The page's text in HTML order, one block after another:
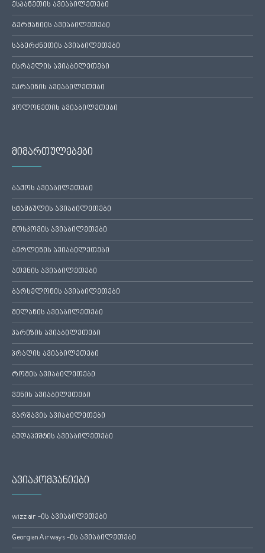
ესპანეთის ავიაბილეთები
გერმანიის ავიაბილეთები
საბერძნეთის ავიაბილეთები
ისრაელის ავიაბილეთები
უკრაინის ავიაბილეთები
პოლონეთის ავიაბილეთები
მიმართულებები
ბაქოს ავიაბილეთები
სტამბულის ავიაბილეთები
მოსკოვის ავიაბილეთები
ბერლინის ავიაბილეთები
ათენის ავიაბილეთები
ბარსელონის ავიაბილეთები
მილანის ავიაბილეთები
პარიზის ავიაბილეთები
პრაღის ავიაბილეთები
რომის ავიაბილეთები
ვენის ავიაბილეთები
ვარშავის ავიაბილეთები
ბუდაპეშტის ავიაბილეთები
ავიაკომპანიები
wizz air -ის ავიაბილეთები
Georgian Airways -ის ავიაბილეთები